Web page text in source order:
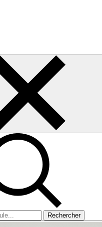
Rechercher